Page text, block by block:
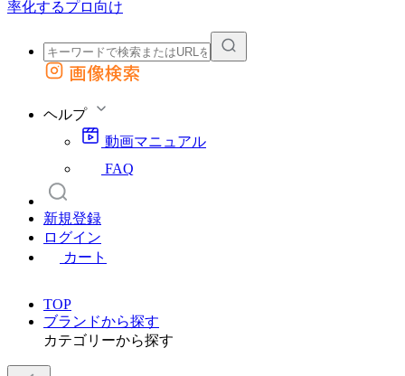
外部サイトの商品をカートに追加
画像検索
ヘルプ
動画マニュアル
FAQ
新規登録
ログイン
カート
TOP
ブランドから探す
カテゴリーから探す